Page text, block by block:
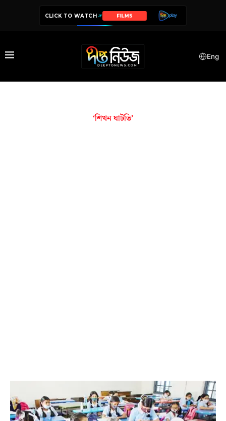
CLICK TO WATCH FILMS
Eng
‘শিখন ঘাটতি’